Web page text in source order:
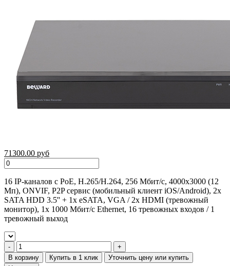
71300.00 руб
16 IP-каналов с PoE, H.265/H.264, 256 Мбит/с, 4000х3000 (12
Мп), ONVIF, P2P сервис (мобильный клиент iOS/Android), 2x
SATA HDD 3.5'' + 1x eSATA, VGA / 2x HDMI (тревожный
монитор), 1x 1000 Мбит/с Ethernet, 16 тревожных входов / 1
тревожный выход
В корзину Купить в 1 клик
Уточнить цену или купить